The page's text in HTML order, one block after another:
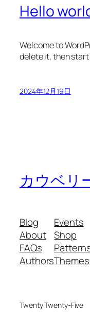
Hello
Welcome to
delete it, then
2024年12月19日
カウベリ
Blog
About
FAQs
Authors
Events
Shop
Themes
Twenty Twenty-Five